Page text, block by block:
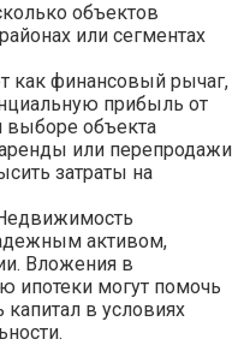
объектов
или сегментах
как финансовый рычаг,
прибыль от
выборе объекта
или перепродажи
затраты на
активом,
Вложения в
ипотеки могут помочь
в условиях